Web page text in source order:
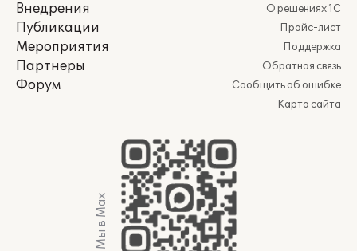
Внедрения
Публикации
Мероприятия
Партнеры
Форум
О решениях 1С
Прайс-лист
Поддержка
Обратная связь
Сообщить об ошибке
Карта сайта
Мы в Max